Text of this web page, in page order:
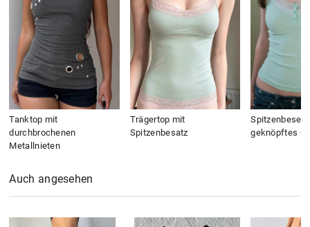
Tanktop mit
durchbrochenen
Metallnieten
Trägertop mit
Spitzenbesatz
geknöpftes
Auch angesehen